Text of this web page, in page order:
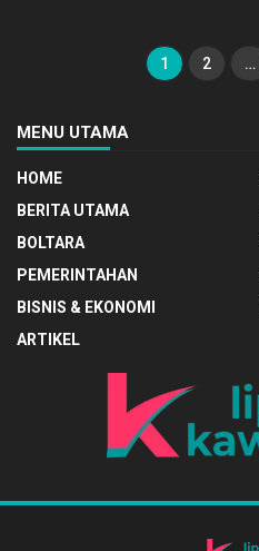
1 2 …
MENU UTAMA
HOME
BERITA UTAMA
BOLTARA
PEMERINTAHAN
BISNIS & EKONOMI
ARTIKEL